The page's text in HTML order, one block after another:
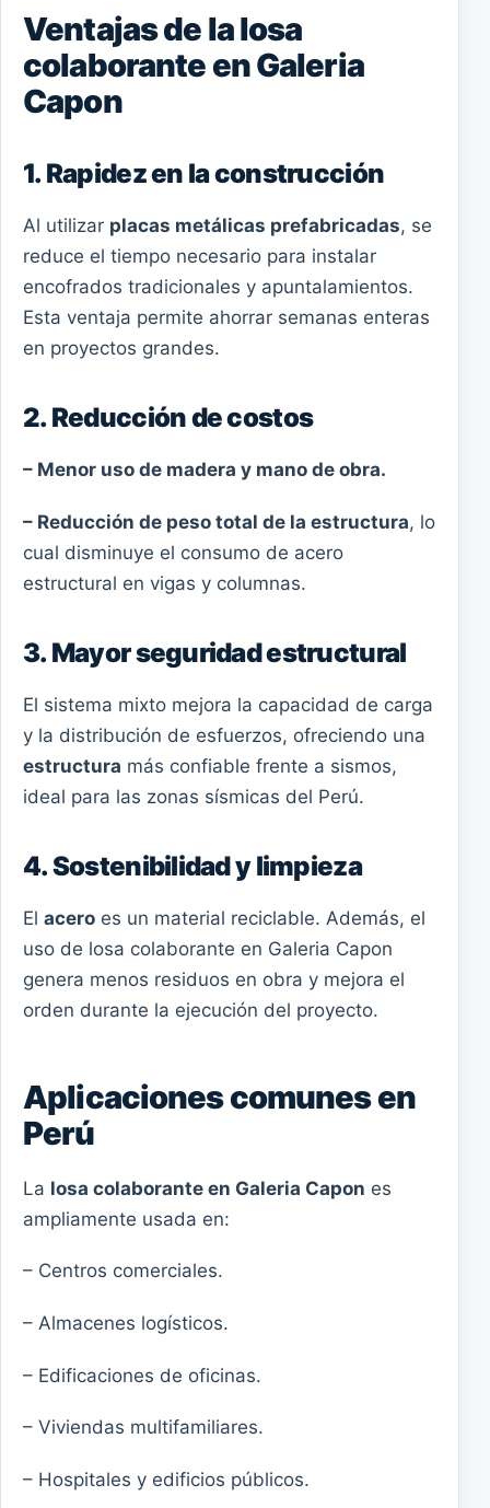
Ventajas de la losa
colaborante en Galeria
Capon
1. Rapidez en la construcción
Al utilizar placas metálicas prefabricadas, se
reduce el tiempo necesario para instalar
encofrados tradicionales y apuntalamientos.
Esta ventaja permite ahorrar semanas enteras
en proyectos grandes.
2. Reducción de costos
– Menor uso de madera y mano de obra.
– Reducción de peso total de la estructura, lo
cual disminuye el consumo de acero
estructural en vigas y columnas.
3. Mayor seguridad estructural
El sistema mixto mejora la capacidad de carga
y la distribución de esfuerzos, ofreciendo una
estructura más confiable frente a sismos,
ideal para las zonas sísmicas del Perú.
4. Sostenibilidad y limpieza
El acero es un material reciclable. Además, el
uso de losa colaborante en Galeria Capon
genera menos residuos en obra y mejora el
orden durante la ejecución del proyecto.
Aplicaciones comunes en
Perú
La losa colaborante en Galeria Capon es
ampliamente usada en:
– Centros comerciales.
– Almacenes logísticos.
– Edificaciones de oficinas.
– Viviendas multifamiliares.
– Hospitales y edificios públicos.